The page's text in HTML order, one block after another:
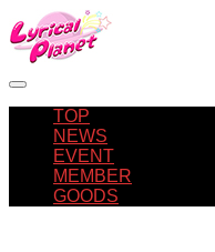
TOP
NEWS
EVENT
MEMBER
GOODS